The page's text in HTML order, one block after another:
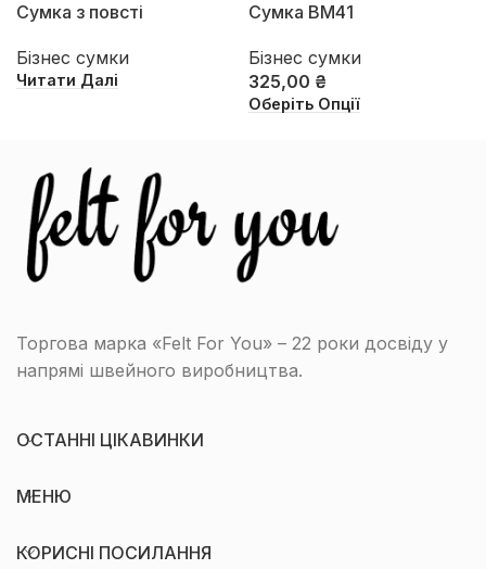
Сумка з повсті
Бізнес сумки
Читати Далі
Сумка ВМ41
Бізнес сумки
325,00 ₴
Оберіть Опції
Торгова марка «Felt For You» – 22 роки досвіду у
напрямі швейного виробництва.
ОСТАННІ ЦІКАВИНКИ
МЕНЮ
КОРИСНІ ПОСИЛАННЯ